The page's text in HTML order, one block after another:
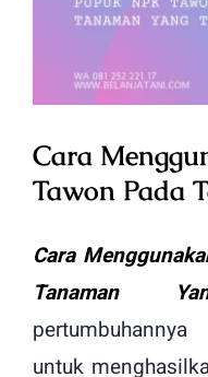
Larger
Cara
Tawon Pada
Cara
Tanaman
untuk